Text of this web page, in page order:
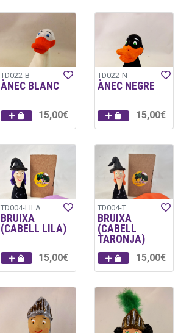
TD022-B
ÀNEC BLANC
15,00€
TD022-N
ÀNEC NEGRE
15,00€
TD004-LILA
BRUIXA
(CABELL LILA)
15,00€
TD004-T
BRUIXA
(CABELL
TARONJA)
15,00€